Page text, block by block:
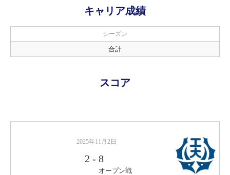
キャリア成績
シーズン
合計
スコア
2025年11月2日
2 - 8
オープン戦